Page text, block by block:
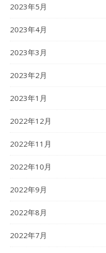
2023年5月
2023年4月
2023年3月
2023年2月
2023年1月
2022年12月
2022年11月
2022年10月
2022年9月
2022年8月
2022年7月